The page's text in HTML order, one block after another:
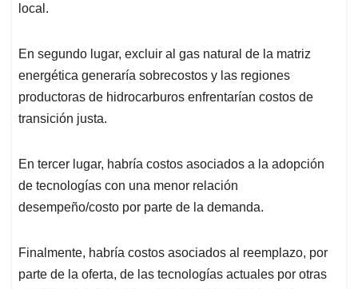
local.
En segundo lugar, excluir al gas natural de la matriz
energética generaría sobrecostos y las regiones
productoras de hidrocarburos enfrentarían costos de
transición justa.
En tercer lugar, habría costos asociados a la adopción
de tecnologías con una menor relación
desempeño/costo por parte de la demanda.
Finalmente, habría costos asociados al reemplazo, por
parte de la oferta, de las tecnologías actuales por otras